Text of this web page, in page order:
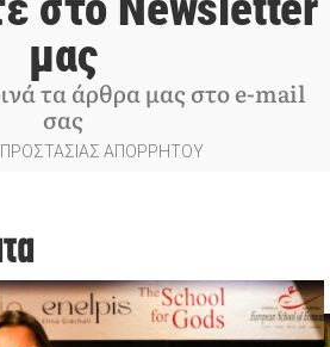
μας
τα άρθρα μας στο e-mail
σας
ΠΡΟΣΤΑΣΙΑΣ ΑΠΟΡΡΗΤΟΥ